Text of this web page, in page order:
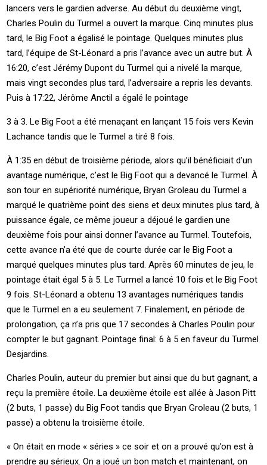
lancers vers le gardien adverse. Au début du deuxième vingt,
Charles Poulin du Turmel a ouvert la marque. Cinq minutes plus
tard, le Big Foot a égalisé le pointage. Quelques minutes plus
tard, l’équipe de St-Léonard a pris l’avance avec un autre but. À
16:20, c’est Jérémy Dupont du Turmel qui a nivelé la marque,
mais vingt secondes plus tard, l’adversaire a repris les devants.
Puis à 17:22, Jérôme Anctil a égalé le pointage
3 à 3. Le Big Foot a été menaçant en lançant 15 fois vers Kevin
Lachance tandis que le Turmel a tiré 8 fois.
À 1:35 en début de troisième période, alors qu’il bénéficiait d’un
avantage numérique, c’est le Big Foot qui a devancé le Turmel. À
son tour en supériorité numérique, Bryan Groleau du Turmel a
marqué le quatrième point des siens et deux minutes plus tard, à
puissance égale, ce même joueur a déjoué le gardien une
deuxième fois pour ainsi donner l’avance au Turmel. Toutefois,
cette avance n’a été que de courte durée car le Big Foot a
marqué quelques minutes plus tard. Après 60 minutes de jeu, le
pointage était égal 5 à 5. Le Turmel a lancé 10 fois et le Big Foot
9 fois. St-Léonard a obtenu 13 avantages numériques tandis
que le Turmel en a eu seulement 7. Finalement, en période de
prolongation, ça n’a pris que 17 secondes à Charles Poulin pour
compter le but gagnant. Pointage final: 6 à 5 en faveur du Turmel
Desjardins.
Charles Poulin, auteur du premier but ainsi que du but gagnant, a
reçu la première étoile. La deuxième étoile est allée à Jason Pitt
(2 buts, 1 passe) du Big Foot tandis que Bryan Groleau (2 buts, 1
passe) a obtenu la troisième étoile.
« On était en mode « séries » ce soir et on a prouvé qu’on est à
prendre au sérieux. On a joué un bon match et maintenant, on